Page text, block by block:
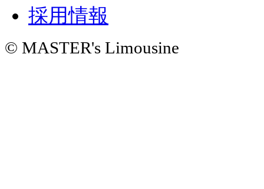
採用情報
© MASTER's Limousine